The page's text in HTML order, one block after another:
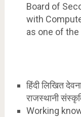
Board of
with
as one of
हिंदी लिखित
राजस्थानी
Working